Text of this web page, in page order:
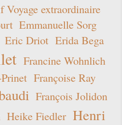
Voyage extraordinaire
Emmanuelle Sorg
Eric Driot Erida Bega
Francine Wohnlich
Françoise Ray
François Jolidon
Heike Fiedler Henri